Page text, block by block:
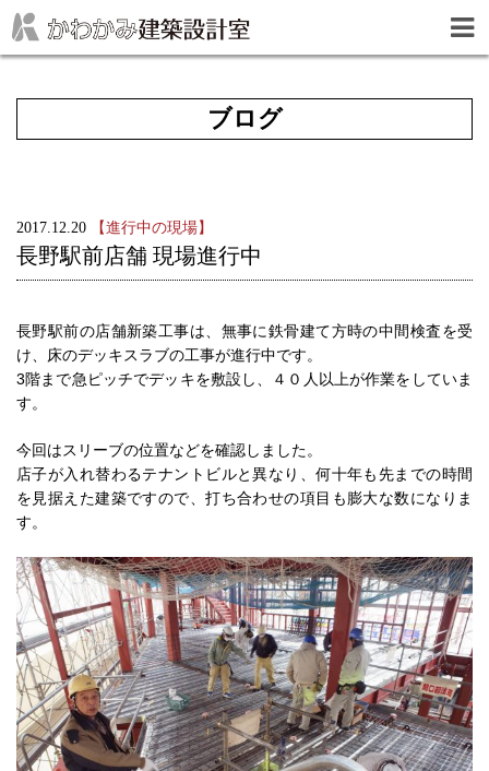
ブログ
2017.12.20 【進行中の現場】
長野駅前店舗 現場進行中
長野駅前の店舗新築工事は、無事に鉄骨建て方時の中間検査を受
け、床のデッキスラブの工事が進行中です。
3階まで急ピッチでデッキを敷設し、４０人以上が作業をしていま
す。
今回はスリーブの位置などを確認しました。
店子が入れ替わるテナントビルと異なり、何十年も先までの時間
を見据えた建築ですので、打ち合わせの項目も膨大な数になりま
す。